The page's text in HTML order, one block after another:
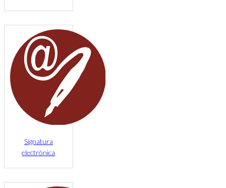
Signatura
electrònica